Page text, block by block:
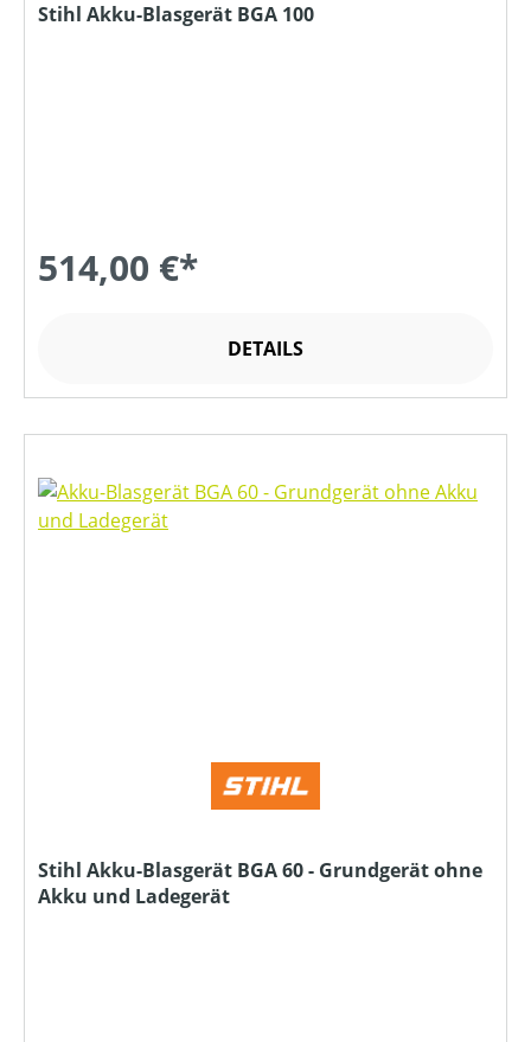
Stihl Akku-Blasgerät BGA 100
514,00 €*
DETAILS
Stihl Akku-Blasgerät BGA 60 - Grundgerät ohne
Akku und Ladegerät